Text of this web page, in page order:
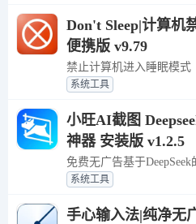
Don't Sleep|计算机
便携版 v9.79
禁止计算机进入睡眠模式
系统工具
小旺AI截图
神器 安装版 v1.2.5
免费无广告基于
系统工具
手心输入法|纯净无